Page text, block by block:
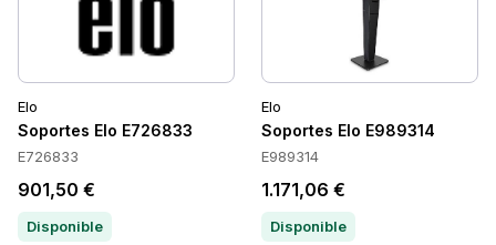
Elo
Soportes Elo E726833
E726833
901,50 €
Disponible
Elo
Soportes Elo E989314
E989314
1.171,06 €
Disponible